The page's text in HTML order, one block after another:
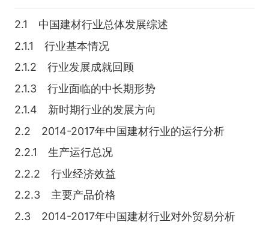
2.1 中国建材行业总体发展综述
2.1.1 行业基本情况
2.1.2 行业发展成就回顾
2.1.3 行业面临的中长期形势
2.1.4 新时期行业的发展方向
2.2 2014-2017年中国建材行业的运行分析
2.2.1 生产运行总况
2.2.2 行业经济效益
2.2.3 主要产品价格
2.3 2014-2017年中国建材行业对外贸易分析